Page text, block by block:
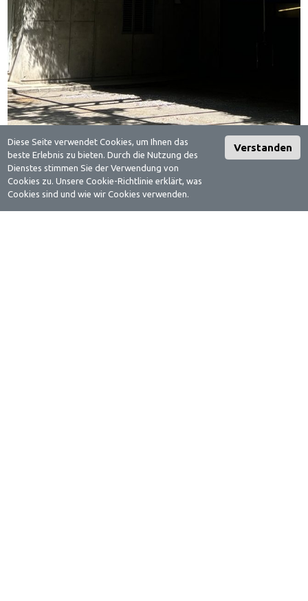
Diese Seite verwendet Cookies, um Ihnen das
beste Erlebnis zu bieten. Durch die Nutzung des
Dienstes stimmen Sie der Verwendung von
Cookies zu. Unsere Cookie-Richtlinie erklärt, was
Cookies sind und wie wir Cookies verwenden.
Verstanden